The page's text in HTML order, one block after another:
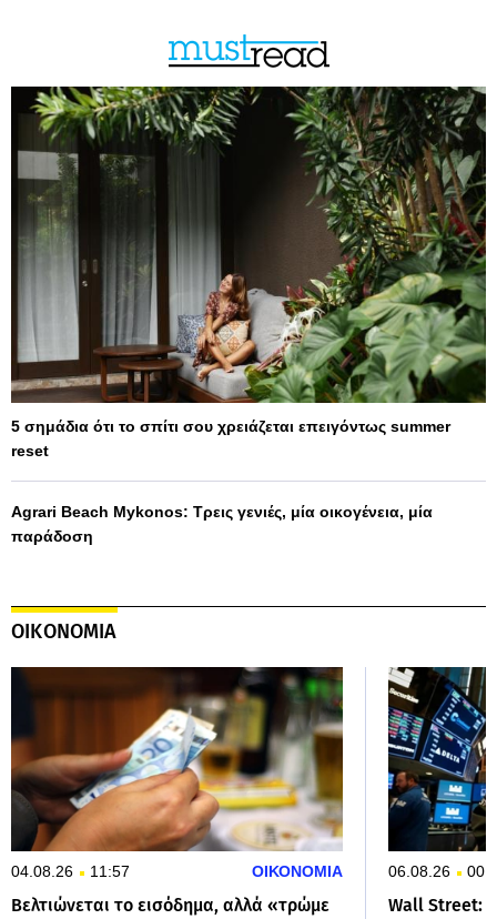
5 σημάδια ότι το σπίτι σου χρειάζεται επειγόντως summer
reset
Agrari Beach Mykonos: Τρεις γενιές, μία οικογένεια, μία
παράδοση
ΟΙΚΟΝΟΜΙΑ
04.08.26 11:57 ΟΙΚΟΝΟΜΙΑ
Βελτιώνεται το εισόδημα, αλλά «τρώμε
06.08.26
Wall Street: